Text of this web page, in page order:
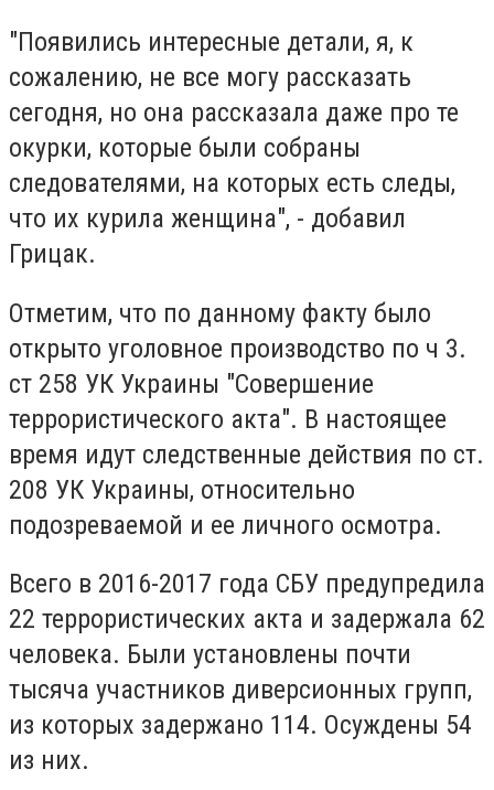
"Появились интересные детали, я, к
сожалению, не все могу рассказать
сегодня, но она рассказала даже про те
окурки, которые были собраны
следователями, на которых есть следы,
что их курила женщина", - добавил
Грицак.
Отметим, что по данному факту было
открыто уголовное производство по ч 3.
ст 258 УК Украины "Совершение
террористического акта". В настоящее
время идут следственные действия по ст.
208 УК Украины, относительно
подозреваемой и ее личного осмотра.
Всего в 2016-2017 года СБУ предупредила
22 террористических акта и задержала 62
человека. Были установлены почти
тысяча участников диверсионных групп,
из которых задержано 114. Осуждены 54
из них.